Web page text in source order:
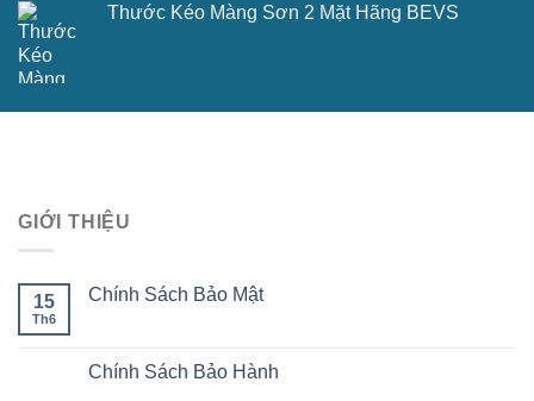
Thước Kéo Màng Sơn 2 Mặt Hãng BEVS
GIỚI THIỆU
15
Th6
Chính Sách Bảo Mật
Chính Sách Bảo Hành